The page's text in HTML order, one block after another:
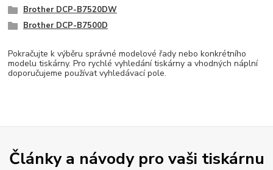
Brother DCP-B7520DW
Brother DCP-B7500D
Pokračujte k výběru správné modelové řady nebo konkrétního
modelu tiskárny. Pro rychlé vyhledání tiskárny a vhodných náplní
doporučujeme používat vyhledávací pole.
Články a návody pro vaši tiskárnu